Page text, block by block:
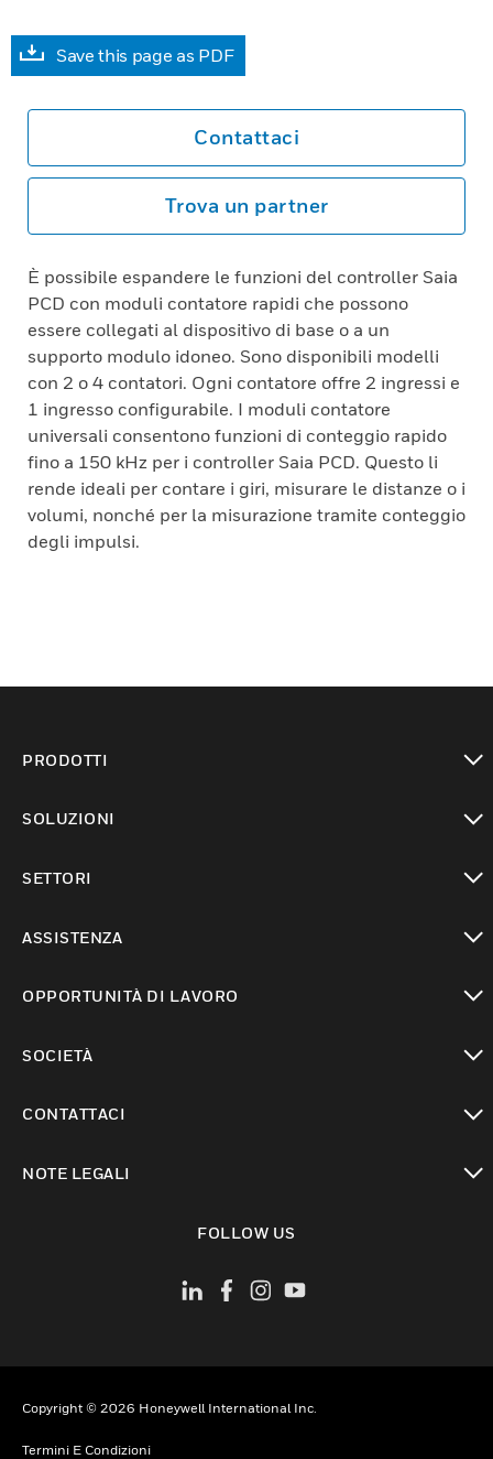
Save this page as PDF
Contattaci
Trova un partner
È possibile espandere le funzioni del controller Saia
PCD con moduli contatore rapidi che possono
essere collegati al dispositivo di base o a un
supporto modulo idoneo. Sono disponibili modelli
con 2 o 4 contatori. Ogni contatore offre 2 ingressi e
1 ingresso configurabile. I moduli contatore
universali consentono funzioni di conteggio rapido
fino a 150 kHz per i controller Saia PCD. Questo li
rende ideali per contare i giri, misurare le distanze o i
volumi, nonché per la misurazione tramite conteggio
degli impulsi.
PRODOTTI
SOLUZIONI
SETTORI
ASSISTENZA
OPPORTUNITÀ DI LAVORO
SOCIETÀ
CONTATTACI
NOTE LEGALI
FOLLOW US
Copyright © 2026 Honeywell International Inc.
Termini E Condizioni